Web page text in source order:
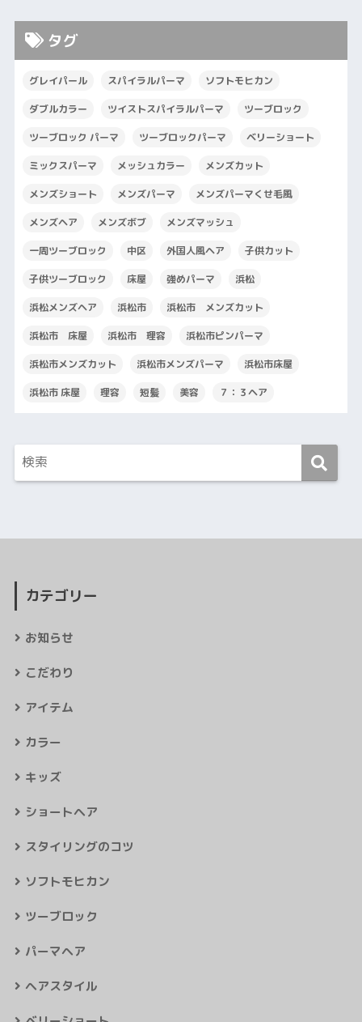
タグ
グレイパール スパイラルパーマ ソフトモヒカン
ダブルカラー ツイストスパイラルパーマ ツーブロック
ツーブロック パーマ ツーブロックパーマ ベリーショート
ミックスパーマ メッシュカラー メンズカット
メンズショート メンズパーマ メンズパーマくせ毛風
メンズヘア メンズボブ メンズマッシュ
一周ツーブロック 中区 外国人風ヘア 子供カット
子供ツーブロック 床屋 強めパーマ 浜松
浜松メンズヘア 浜松市 浜松市 メンズカット
浜松市 床屋 浜松市 理容 浜松市ピンパーマ
浜松市メンズカット 浜松市メンズパーマ 浜松市床屋
浜松市 床屋 理容 短髪 美容 ７：３ヘア
カテゴリー
お知らせ
こだわり
アイテム
カラー
キッズ
ショートヘア
スタイリングのコツ
ソフトモヒカン
ツーブロック
パーマヘア
ヘアスタイル